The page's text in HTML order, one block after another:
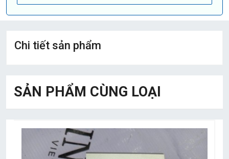
Chi tiết sản phẩm
SẢN PHẨM CÙNG LOẠI